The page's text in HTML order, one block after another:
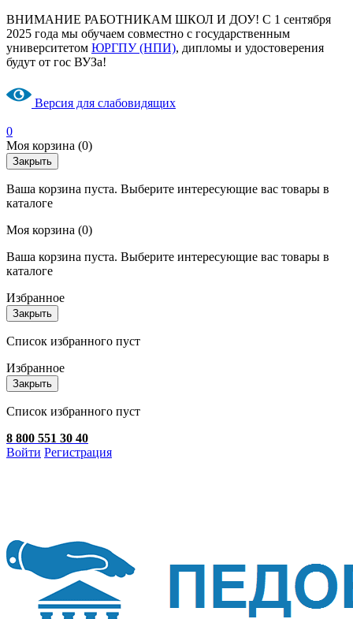
ВНИМАНИЕ РАБОТНИКАМ ШКОЛ И ДОУ! С 1 сентября
2025 года мы обучаем совместно с государственным
университетом ЮРГПУ (НПИ), дипломы и удостоверения
будут от гос ВУЗа!
Версия для слабовидящих
0
Моя корзина (0)
Закрыть
Ваша корзина пуста. Выберите интересующие вас товары в
каталоге
Моя корзина (0)
Ваша корзина пуста. Выберите интересующие вас товары в
каталоге
Избранное
Закрыть
Список избранного пуст
Избранное
Закрыть
Список избранного пуст
8 800 551 30 40
Войти Регистрация